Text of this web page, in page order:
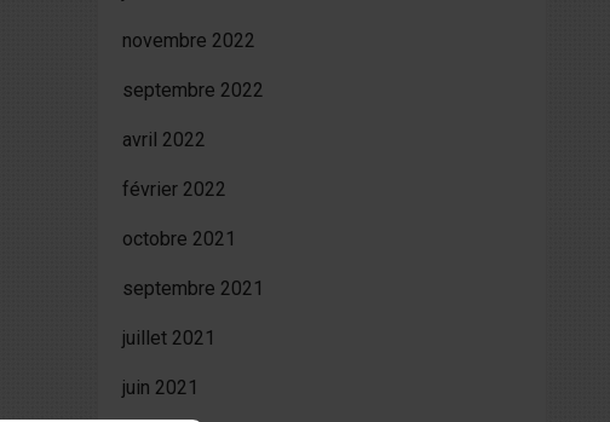
novembre 2022
septembre 2022
avril 2022
février 2022
octobre 2021
septembre 2021
juillet 2021
juin 2021